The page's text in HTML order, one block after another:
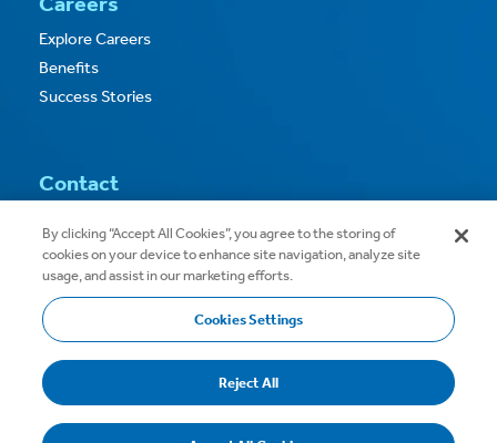
Explore Careers
Benefits
Success Stories
Contact
Privacy
Terms of Use
Terms & Conditions
Copyright © 2026
By clicking “Accept All Cookies”, you agree to the storing of
cookies on your device to enhance site navigation, analyze site
usage, and assist in our marketing efforts.
Cookies Settings
Reject All